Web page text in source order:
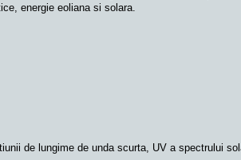
energie eoliana si solara
de lungime de unda scurta, UV a spectrului